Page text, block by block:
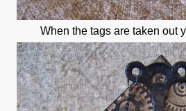
When the tags are taken out